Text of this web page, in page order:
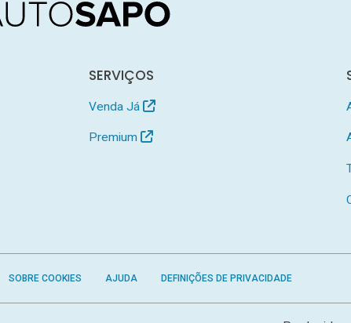
SERVIÇOS
Venda Já
Premium
SOBRE COOKIES AJUDA DEFINIÇÕES DE PRIVACIDADE